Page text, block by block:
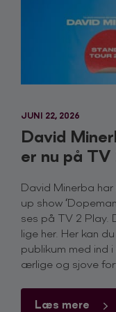
JUNI 22, 2026
David
er nu på
David Minerba
up show
ses på TV 2 Play.
lige her. Her kan
publikum med ind
ærlige og sjove
Læs mere